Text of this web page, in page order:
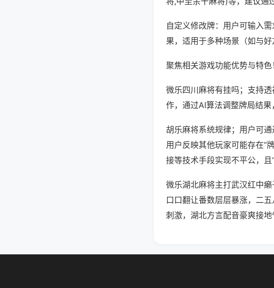
自定义修改牌：用户可输入
果，适用于多种场景（如与
聚焦相关游戏功能优势与特色
微乐四川麻将有挂吗；支持
作，通过AI算法调整牌局结果
胡乐麻将系统规律；用户可通
用户反映其他玩家可能存在“
接等技术手段实现不平公，且“
微乐湖北麻将主打武汉红中
口口翻让番数层层暴涨，二
刺激，湖北方言配音豪爽接地